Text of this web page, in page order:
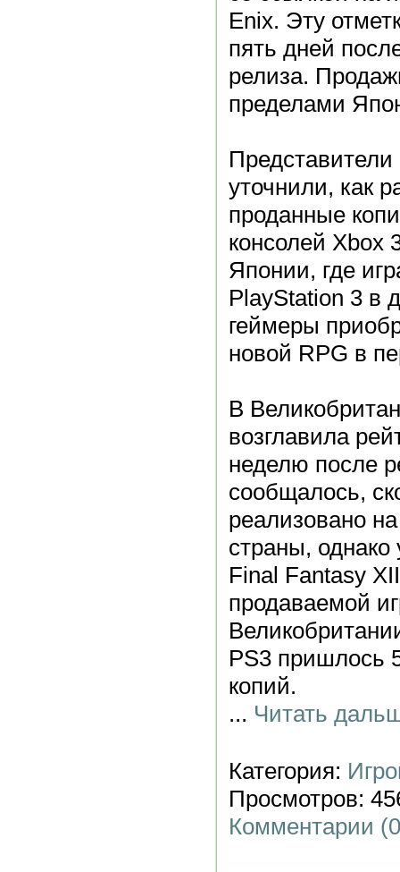
Enix. Эту
пять дней
релиза.
пределами
Представители
уточнили, как
проданные
консолей Xbox
Японии, где
PlayStation 3 в
геймеры
новой RPG в
В
возглавила
неделю после
сообщалось,
реализовано
страны,
Final Fantasy
продаваемой
PS3 пришлось
копий.
... Читать
Категория:
Просмотров:
Комментарии